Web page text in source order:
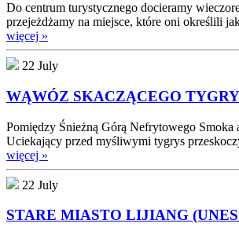
Do centrum turystycznego docieramy
przejeżdżamy na miejsce, które oni określili
więcej »
22 July
WĄWÓZ SKACZĄCEGO
Pomiędzy Śnieżną Górą Nefrytowego Smoka
Uciekający przed myśliwymi tygrys
więcej »
22 July
STARE MIASTO LIJIANG